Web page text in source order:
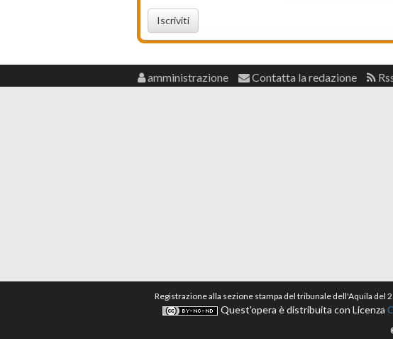
Iscriviti
amministrazione Contatta la redazione
Registrazione alla sezione stampa del tribunale dell'Aquila
Quest'opera è distribuita con Licenza